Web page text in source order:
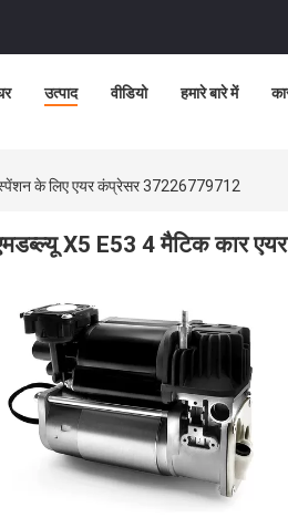
उत्पाद वीडियो हमारे बारे में
के लिए एयर कंप्रेसर 37226779712
X5 E53 4 मैटिक कार